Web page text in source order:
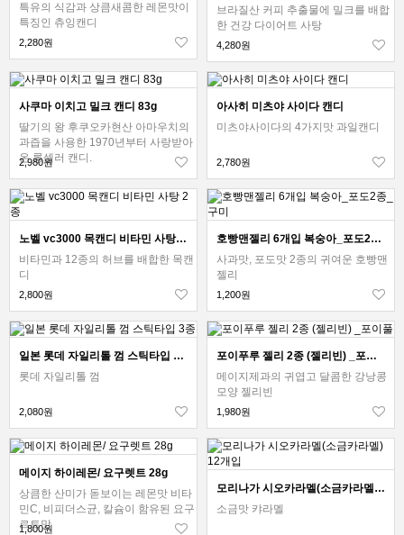
특유의 식감과 상큼새콤한 레몬맛이
특징인 츄잉캔디
2,280원
브라질산 커피 추출물에 밀크를 배합
한 건강 다이어트 사탕
4,280원
사쿠마 이치고 밀크 캔디 83g
딸기의 왕 후쿠오카현산 아마우치의
과즙을 사용한 1970년부터 사랑받아
온 롱셀러 캔디.
2,980원
아사히 미츠야 사이다 캔디
미츠야사이다의 4가지맛 과일캔디
2,780원
노벨 vc3000 목캔디 비타민 사탕 2종
비타민과 12종의 허브를 배합한 목캔
디
2,800원
호빵맨젤리 6개입 복숭아_포도2종_구미
사과맛, 포도맛 2종의 귀여운 호빵맨
젤리
1,200원
일본 롯데 자일리톨 껌 스틱타입 3종
롯데 자일리톨 껌
2,080원
포이푸루 젤리 2종 (젤리빈) _포이풀
메이지제과의 귀엽고 달콤한 강낭콩
모양 젤리빈
1,980원
메이지 하이레몬/ 요구렛트 28g
상큼한 산미가 돋보이는 레몬맛 비타
민C, 비피더스균, 칼슘이 함유된 요구
르트맛
1,800원
모리나가 시오카라멜(소금카라멜) 12개입
소금맛 캬라멜